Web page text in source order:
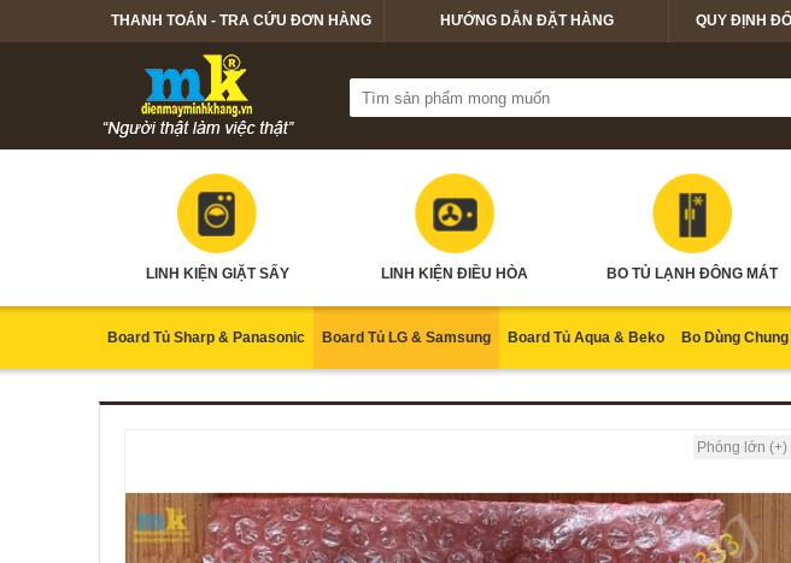
THANH TOÁN - TRA CỨU ĐƠN HÀNG HƯỚNG DẪN ĐẶT HÀNG QUY ĐỊNH
LINH KIỆN GIẶT SẤY LINH KIỆN ĐIỀU HÒA BO TỦ LẠNH ĐÔNG MÁT
Board Tủ Sharp & Panasonic Board Tủ LG & Samsung Board Tủ Aqua & Beko Bo Dùng
Phóng lớn (+)